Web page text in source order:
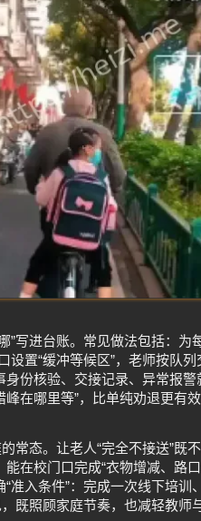
”写进台账。常见做法包括：为
设置“缓冲等候区”，老师按队
份核验、交接记录、异常报
在哪里等”，比单纯劝退更有效
常态。让老人“完全不接送”既
在校门口完成“衣物增减、路
准入条件”：完成一次线下培
既照顾家庭节奏，也减轻教师